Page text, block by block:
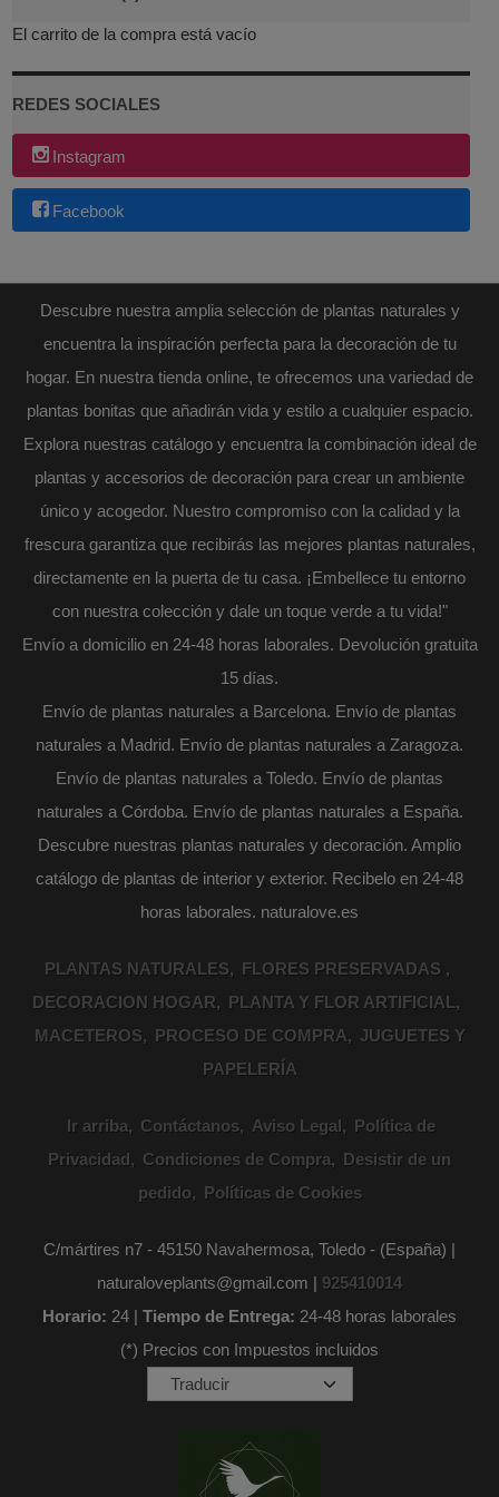
El carrito de la compra está vacío
REDES SOCIALES
Instagram
Facebook
Descubre nuestra amplia selección de plantas naturales y
encuentra la inspiración perfecta para la decoración de tu
hogar. En nuestra tienda online, te ofrecemos una variedad de
plantas bonitas que añadirán vida y estilo a cualquier espacio.
Explora nuestras catálogo y encuentra la combinación ideal de
plantas y accesorios de decoración para crear un ambiente
único y acogedor. Nuestro compromiso con la calidad y la
frescura garantiza que recibirás las mejores plantas naturales,
directamente en la puerta de tu casa. ¡Embellece tu entorno
con nuestra colección y dale un toque verde a tu vida!"
Envío a domicilio en 24-48 horas laborales. Devolución gratuita
15 días.
Envío de plantas naturales a Barcelona. Envío de plantas
naturales a Madrid. Envío de plantas naturales a Zaragoza.
Envío de plantas naturales a Toledo. Envío de plantas
naturales a Córdoba. Envío de plantas naturales a España.
Descubre nuestras plantas naturales y decoración. Amplio
catálogo de plantas de interior y exterior. Recibelo en 24-48
horas laborales. naturalove.es
PLANTAS NATURALES
FLORES PRESERVADAS
DECORACION HOGAR
PLANTA Y FLOR ARTIFICIAL
MACETEROS
PROCESO DE COMPRA
JUGUETES Y
PAPELERÍA
Ir arriba Contáctanos Aviso Legal
Política de
Privacidad
Condiciones de Compra
Desistir de un
pedido
Políticas de Cookies
C/mártires n7 - 45150 Navahermosa, Toledo - (España) |
naturaloveplants@gmail.com | 925410014
Horario: 24 | Tiempo de Entrega: 24-48 horas laborales
(*) Precios con Impuestos incluidos